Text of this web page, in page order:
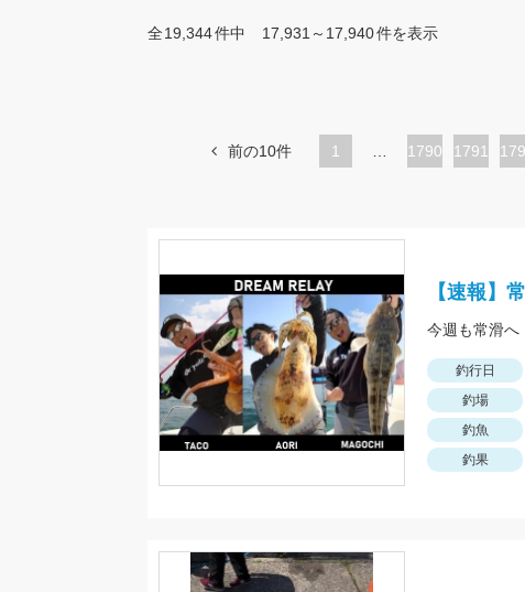
全19,344件中 17,931～17,940件を表示
前の10件 1
ペ
1790
ペ
1791
ペ
【速報】
釣行日
釣場
釣魚
釣果